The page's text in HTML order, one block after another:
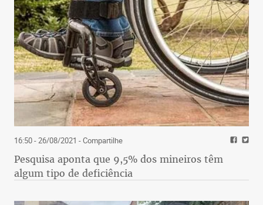
16:50 - 26/08/2021 - Compartilhe
Pesquisa aponta que 9,5% dos mineiros têm
algum tipo de deficiência